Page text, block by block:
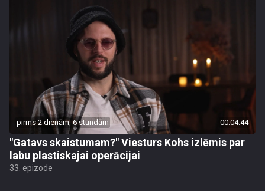
pirms 2 dienām, 6 stundām 00:04:44
"Gatavs skaistumam?" Viesturs Kohs izlēmis par
labu plastiskajai operācijai
33. epizode